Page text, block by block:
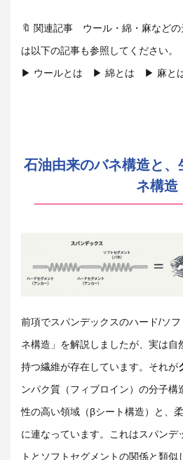
🔖 関連記事 ウール・綿・麻などの
は以下の記事も参照してください。
▶ ウールとは ▶ 綿とは ▶ 麻と
石油由来のバネ構造と
ネ構造
前項でスパンデックスのハード/ソ
ネ構造」を解説しましたが、実は自
持つ繊維が存在しています。それが
ンパク質（フィブロイン）の分子構
性の高い領域（βシート構造）と、
に連なっています。これはスパンデ
トとソフトセグメントの関係と類